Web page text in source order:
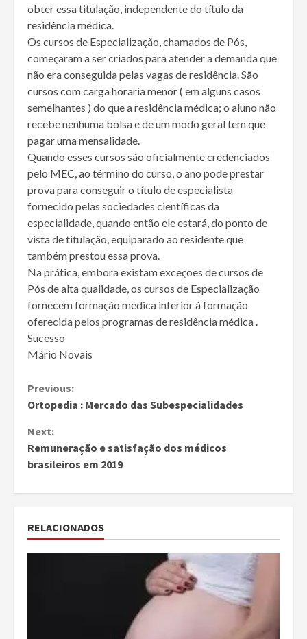
obter essa titulação, independente do título da
residência médica.
Os cursos de Especialização, chamados de Pós,
começaram a ser criados para atender a demanda que
não era conseguida pelas vagas de residência. São
cursos com carga horaria menor ( em alguns casos
semelhantes ) do que a residência médica; o aluno não
recebe nenhuma bolsa e de um modo geral tem que
pagar uma mensalidade.
Quando esses cursos são oficialmente credenciados
pelo MEC, ao término do curso, o ano pode prestar
prova para conseguir o título de especialista
fornecido pelas sociedades científicas da
especialidade, quando então ele estará, do ponto de
vista de titulação, equiparado ao residente que
também prestou essa prova.
Na prática, embora existam exceções de cursos de
Pós de alta qualidade, os cursos de Especialização
fornecem formação médica inferior à formação
oferecida pelos programas de residência médica .
Sucesso
Mário Novais
Continue
Reading
Previous:
Ortopedia : Mercado das Subespecialidades
Next:
Remuneração e satisfação dos médicos
brasileiros em 2019
RELACIONADOS